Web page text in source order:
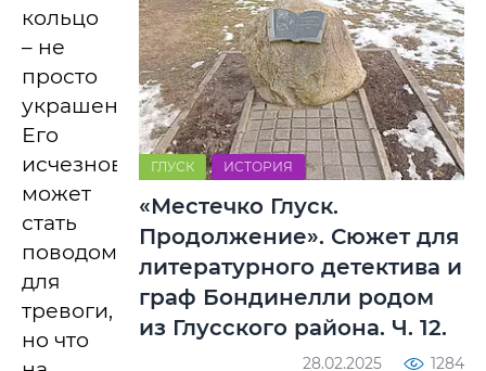
кольцо
– не
просто
украшение.
Его
исчезновение
может
стать
поводом
для
тревоги,
но что
ГЛУСК ИСТОРИЯ
«Местечко Глуск.
Продолжение». Сюжет для
литературного детектива и
граф Бондинелли родом
из Глусского района. Ч. 12.
28.02.2025 1284